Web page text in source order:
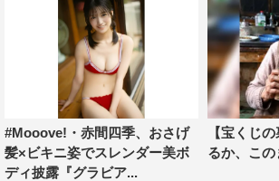
#Mooove!・赤間四季、おさげ
髪×ビキニ姿でスレンダー美ボ
ディ披露『グラビア...
【宝くじ
るか、この